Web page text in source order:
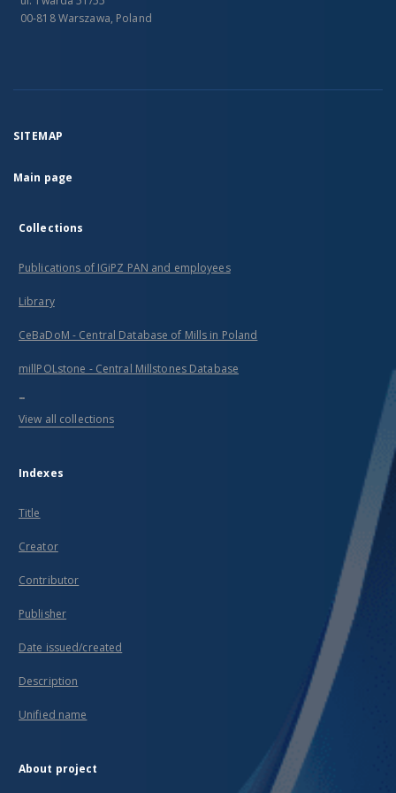
00-818 Warszawa, Poland
SITEMAP
Main page
Collections
Publications of IGiPZ PAN and employees
Library
CeBaDoM - Central Database of Mills in Poland
millPOLstone - Central Millstones Database
...
View all collections
Indexes
Title
Creator
Contributor
Publisher
Date issued/created
Description
Unified name
About project